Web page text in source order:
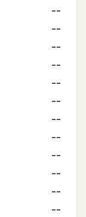
--
--
--
--
--
--
--
--
--
--
--
--